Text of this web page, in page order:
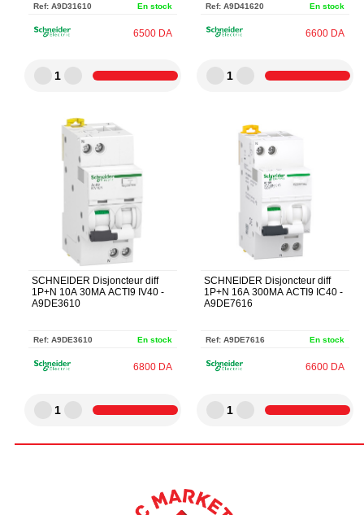
Ref: A9D31610 En stock
6500 DA
1
Ref: A9D41620 En stock
6600 DA
1
SCHNEIDER Disjoncteur diff
1P+N 10A 30MA ACTI9 IV40 -
A9DE3610
Ref: A9DE3610 En stock
6800 DA
1
SCHNEIDER Disjoncteur diff
1P+N 16A 300MA ACTI9 IC40 -
A9DE7616
Ref: A9DE7616 En stock
6600 DA
1